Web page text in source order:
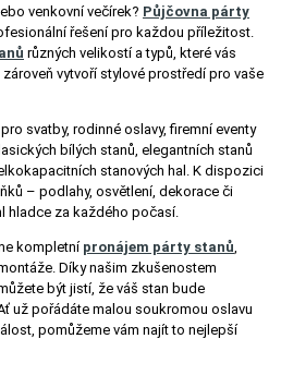
venkovní večírek? Půjčovna párty
řešení pro každou příležitost.
různých velikostí a typů, které vás
vytvoří stylové prostředí pro vaše
svatby, rodinné oslavy, firemní eventy
bílých stanů, elegantních stanů
stanových hal. K dispozici
– podlahy, osvětlení, dekorace či
hladce za každého počasí.
kompletní pronájem párty stanů
Díky našim zkušenostem
být jistí, že váš stan bude
už pořádáte malou soukromou oslavu
pomůžeme vám najít to nejlepší